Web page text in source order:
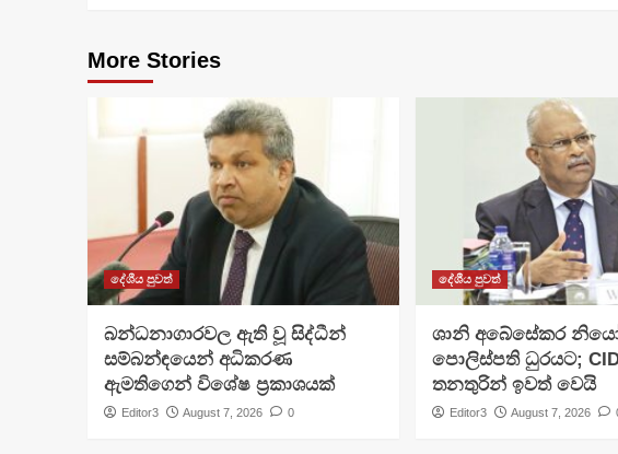
More Stories
දේශීය පුවත්
බන්ධනාගාරවල ඇති වූ සිද්ධීන්
සම්බන්ඳයෙන් අධිකරණ
ඇමතිගෙන් විශේෂ ප්‍රකාශයක්
Editor3 August 7, 2026 0
දේශීය පුවත්
ශානි අබේසේකර
පොලිස්පති ධුරයට;
තනතුරින් ඉවත් වෙයි
Editor3 August 7, 2026